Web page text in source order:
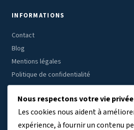
INFORMATIONS
Contact
Blog
Mentions légales
Politique de confidentialité
ÉTABLISSEMENTS PAR RÉGION
Nous respectons votre vie privée
Les cookies nous aident à
expérience, à fournir un contenu